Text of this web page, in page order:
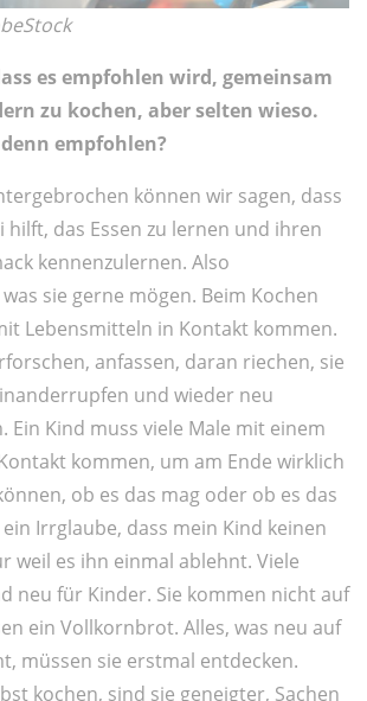
es empfohlen wird, gemeinsam
zu kochen, aber selten wieso.
empfohlen?
können wir sagen, dass
hilft, das Essen zu lernen und ihren
kennenzulernen. Also
sie gerne mögen. Beim Kochen
Lebensmitteln in Kontakt kommen.
anfassen, daran riechen, sie
und wieder neu
Ein Kind muss viele Male mit einem
kommen, um am Ende wirklich
ob es das mag oder ob es das
Irrglaube, dass mein Kind keinen
weil es ihn einmal ablehnt. Viele
neu für Kinder. Sie kommen nicht auf
ein Vollkornbrot. Alles, was neu auf
müssen sie erstmal entdecken.
kochen, sind sie geneigter, Sachen